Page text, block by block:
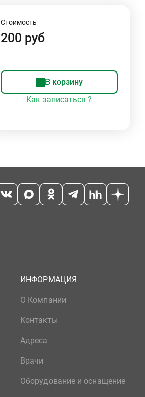
Стоимость
200 руб
В корзину
Как записаться ?
ИНФОРМАЦИЯ
О Компании
Контакты
Адреса
Врачи
Оборудование и оснащение